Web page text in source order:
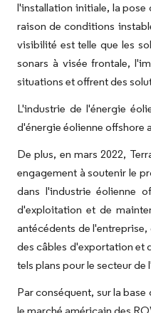
l'installation initiale, la pose
raison de conditions
visibilité est telle que les
sonars à visée frontale,
situations et offrent des
L'industrie de l'énergie
d'énergie éolienne offshore
De plus, en mars 2022,
engagement à soutenir le
dans l'industrie éolienne
d'exploitation et de
antécédents de
des câbles d'exportation et
tels plans pour le secteur
Par conséquent, sur la